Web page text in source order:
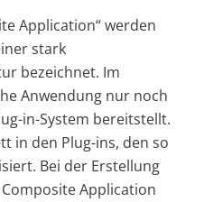
Application“ werden
stark
bezeichnet. Im
Anwendung nur noch
in-System bereitstellt.
in den Plug-ins, den so
Bei der Erstellung
Application